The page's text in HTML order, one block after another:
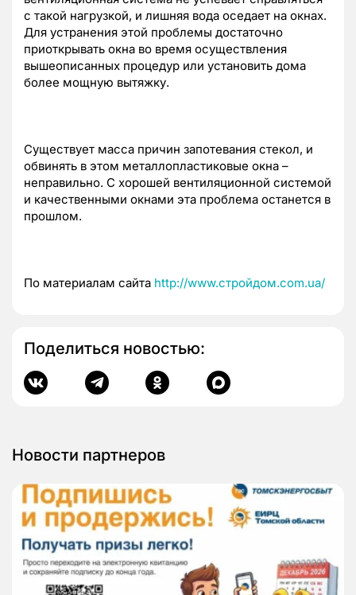
с такой нагрузкой, и лишняя вода оседает на окнах.
Для устранения этой проблемы достаточно
приоткрывать окна во время осуществления
вышеописанных процедур или установить дома
более мощную вытяжку.
Существует масса причин запотевания стекол, и
обвинять в этом металлопластиковые окна –
неправильно. С хорошей вентиляционной системой
и качественными окнами эта проблема останется в
прошлом.
По материалам сайта http://www.стройдом.com.ua/
Поделиться новостью:
Новости партнеров